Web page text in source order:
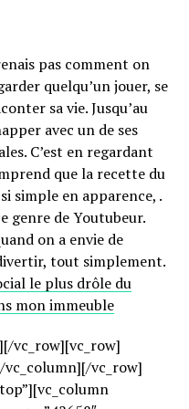
pas comment on
quelqu’un jouer, se
sa vie. Jusqu’au
avec un de ses
C’est en regardant
que la recette du
simple en apparence, .
genre de Youtubeur.
on a envie de
tout simplement.
le plus drôle du
mon immeuble
vc_row][vc_row]
vc_column][/vc_row]